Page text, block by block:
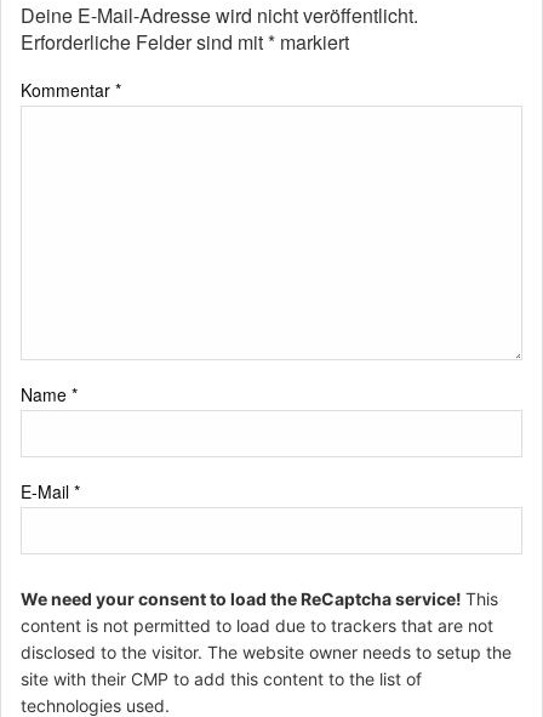
Deine E-Mail-Adresse wird nicht veröffentlicht.
Erforderliche Felder sind mit* markiert
Kommentar *
Name *
E-Mail *
We need your consent to load the ReCaptcha service! This
content is not permitted to load due to trackers that are not
disclosed to the visitor. The website owner needs to setup the
site with their CMP to add this content to the list of
technologies used.